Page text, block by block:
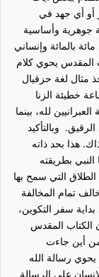
أو أي جهد في
جوهرية وأساسية
بالمائة وإنساني
المقدس يحوي كلام
مثال لغة حزقيال
خطيئة الزنا
لله، بينما
وبالتأكيد
هذا بحد ذاته
بطريقته
التي سمح بها
تمام المخالفة
سفر التكوين،
الكتاب المقدس
أين جاءت
رسالة الله
على الرسالة